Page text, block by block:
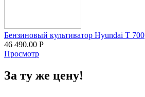
Бензиновый культиватор Hyundai T 700
46 490.00 Р
Просмотр
За ту же цену!